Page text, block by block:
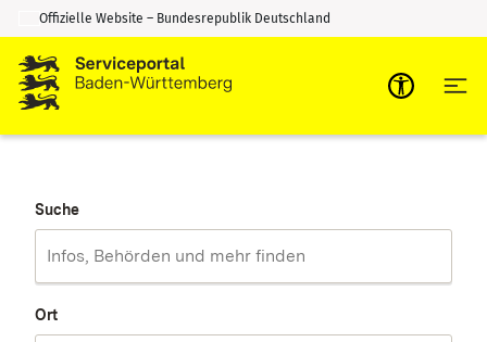
Zum Inhalt springen
Zur Suche springen
Offizielle Website – Bundesrepublik Deutschland
Suche
Ort